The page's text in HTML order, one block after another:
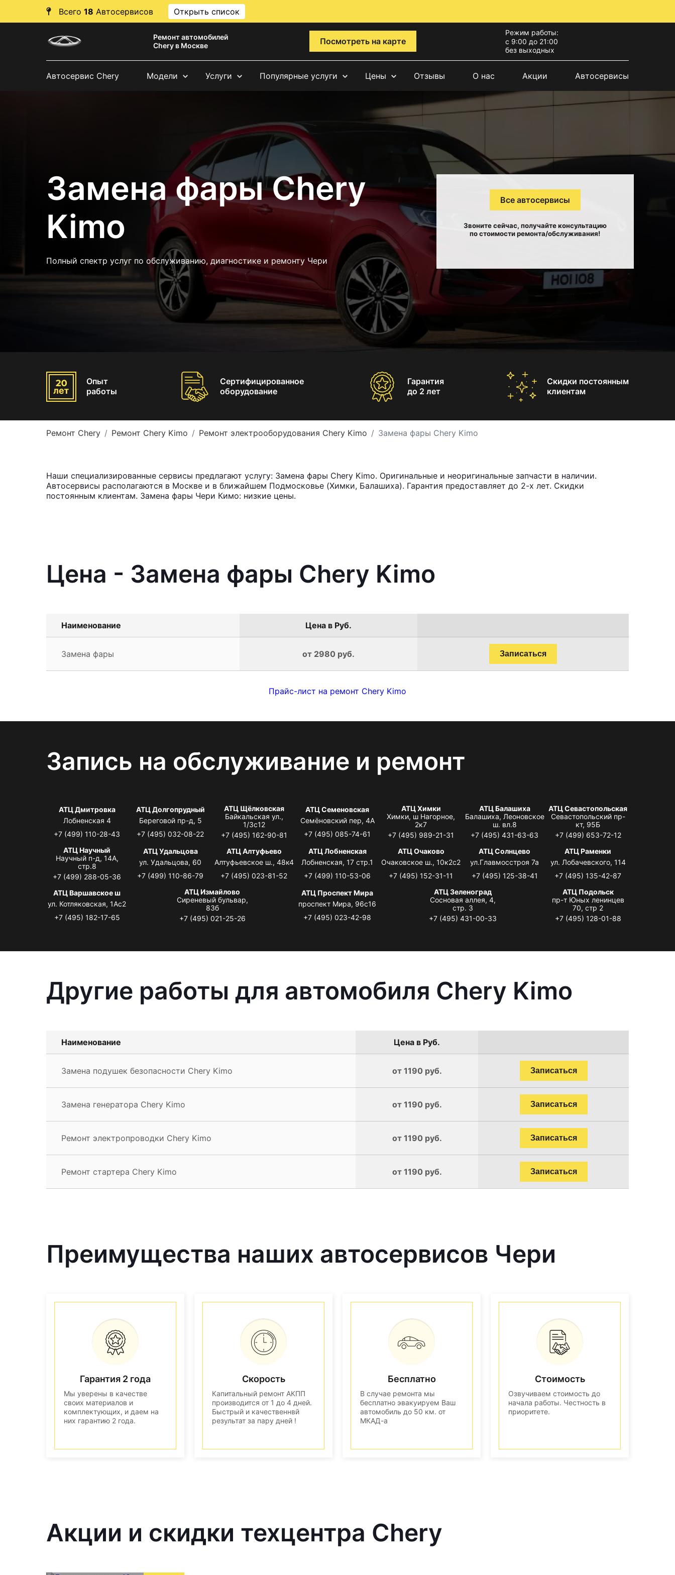
Всего 18 Автосервисов Открыть список
Ремонт автомобилей
Chery в Москве
Посмотреть на карте
Режим работы:
с 9:00 до 21:00
без выходных
Автосервис Chery Модели Услуги Популярные услуги Цены Отзывы О нас Акции Автосервисы
Замена фары Chery
Kimo
Полный спектр услуг по обслуживанию, диагностике и ремонту Чери
Все автосервисы
Звоните сейчас, получайте консультацию
по стоимости ремонта/обслуживания!
Опыт
работы
Сертифицированное
оборудование
Гарантия
до 2 лет
Скидки постоянным
клиентам
Ремонт Chery Ремонт Chery Kimo Ремонт электрооборудования Chery Kimo Замена фары Chery Kimo
Наши специализированные сервисы предлагают услугу: Замена фары Chery Kimo. Оригинальные и неоригинальные запчасти в наличии.
Автосервисы располагаются в Москве и в ближайшем Подмосковье (Химки, Балашиха). Гарантия предоставляет до 2-х лет. Скидки
постоянным клиентам. Замена фары Чери Кимо: низкие цены.
Цена - Замена фары Chery Kimo
Наименование Цена в Руб.
Замена фары от 2980 руб. Записаться
Прайс-лист на ремонт Chery Kimo
Запись на обслуживание и ремонт
АТЦ Дмитровка
Лобненская 4
+7 (499) 110-28-43
АТЦ Долгопрудный
Береговой пр-д, 5
+7 (495) 032-08-22
АТЦ Щёлковская
Байкальская ул.,
1/3с12
+7 (495) 162-90-81
АТЦ Семеновская
Семёновский пер, 4А
+7 (495) 085-74-61
АТЦ Химки
Химки, ш Нагорное,
2к7
+7 (495) 989-21-31
АТЦ Балашиха
Балашиха, Леоновское
ш. вл.8
+7 (495) 431-63-63
АТЦ Севастопольская
Севастопольский пр-
кт, 95Б
+7 (499) 653-72-12
АТЦ Научный
Научный п-д, 14А,
стр.8
+7 (499) 288-05-36
АТЦ Удальцова
ул. Удальцова, 60
+7 (499) 110-86-79
АТЦ Алтуфьево
Алтуфьевское ш., 48к4
+7 (495) 023-81-52
АТЦ Лобненская
Лобненская, 17 стр.1
+7 (499) 110-53-06
АТЦ Очаково
Очаковское ш., 10к2с2
+7 (495) 152-31-11
АТЦ Солнцево
ул.Главмосстроя 7а
+7 (495) 125-38-41
АТЦ Раменки
ул. Лобачевского, 114
+7 (495) 135-42-87
АТЦ Варшавское ш
ул. Котляковская, 1Ас2
+7 (495) 182-17-65
АТЦ Измайлово
Сиреневый бульвар,
83б
+7 (495) 021-25-26
АТЦ Проспект Мира
проспект Мира, 96с16
+7 (495) 023-42-98
АТЦ Зеленоград
Сосновая аллея, 4,
стр. 3
+7 (495) 431-00-33
АТЦ Подольск
пр-т Юных ленинцев
70, стр 2
+7 (495) 128-01-88
Другие работы для автомобиля Chery Kimo
Наименование Цена в Руб.
Замена подушек безопасности Chery Kimo от 1190 руб. Записаться
Замена генератора Chery Kimo от 1190 руб. Записаться
Ремонт электропроводки Chery Kimo от 1190 руб. Записаться
Ремонт стартера Chery Kimo от 1190 руб. Записаться
Преимущества наших автосервисов Чери
Гарантия 2 года
Мы уверены в качестве
своих материалов и
комплектующих, и даем на
них гарантию 2 года.
Скорость
Капитальный ремонт АКПП
производится от 1 до 4 дней.
Быстрый и качественнвй
результат за пару дней !
Бесплатно
В случае ремонта мы
бесплатно эвакуируем Ваш
автомобиль до 50 км. от
МКАД-а
Стоимость
Озвучиваем стоимость до
начала работы. Честность в
приоритете.
Акции и скидки техцентра Chery